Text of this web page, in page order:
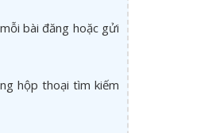
bài đăng hoặc gửi
hộp thoại tìm kiếm